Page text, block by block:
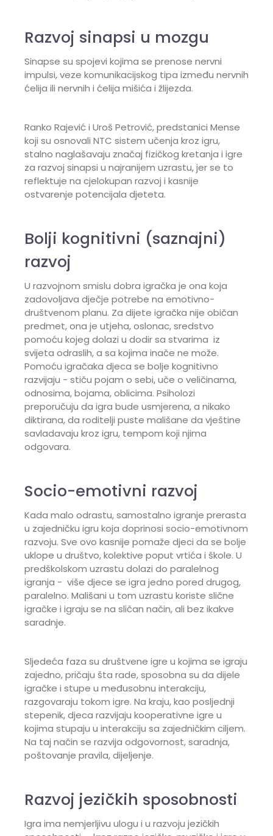
Razvoj sinapsi u mozgu
Sinapse su spojevi kojima se prenose nervni
impulsi, veze komunikacijskog tipa između nervnih
ćelija ili nervnih i ćelija mišića i žlijezda.
Ranko Rajević i Uroš Petrović, predstanici Mense
koji su osnovali NTC sistem učenja kroz igru,
stalno naglašavaju značaj fizičkog kretanja i igre
za razvoj sinapsi u najranijem uzrastu, jer se to
reflektuje na cjelokupan razvoj i kasnije
ostvarenje potencijala djeteta.
Bolji kognitivni (saznajni)
razvoj
U razvojnom smislu dobra igračka je ona koja
zadovoljava dječje potrebe na emotivno-
društvenom planu. Za dijete igračka nije običan
predmet, ona je utjeha, oslonac, sredstvo
pomoću kojeg dolazi u dodir sa stvarima iz
svijeta odraslih, a sa kojima inače ne može.
Pomoću igračaka djeca se bolje kognitivno
razvijaju - stiču pojam o sebi, uče o veličinama,
odnosima, bojama, oblicima. Psiholozi
preporučuju da igra bude usmjerena, a nikako
diktirana, da roditelji puste mališane da vještine
savladavaju kroz igru, tempom koji njima
odgovara.
Socio-emotivni razvoj
Kada malo odrastu, samostalno igranje prerasta
u zajedničku igru koja doprinosi socio-emotivnom
razvoju. Sve ovo kasnije pomaže djeci da se bolje
uklope u društvo, kolektive poput vrtića i škole. U
predškolskom uzrastu dolazi do paralelnog
igranja - više djece se igra jedno pored drugog,
paralelno. Mališani u tom uzrastu koriste slične
igračke i igraju se na sličan način, ali bez ikakve
saradnje.
Sljedeća faza su društvene igre u kojima se igraju
zajedno, pričaju šta rade, sposobna su da dijele
igračke i stupe u međusobnu interakciju,
razgovaraju tokom igre. Na kraju, kao posljednji
stepenik, djeca razvijaju kooperativne igre u
kojima stupaju u interakciju sa zajedničkim ciljem.
Na taj način se razvija odgovornost, saradnja,
poštovanje pravila, dijeljenje.
Razvoj jezičkih sposobnosti
Igra ima nemjerljivu ulogu i u razvoju jezičkih